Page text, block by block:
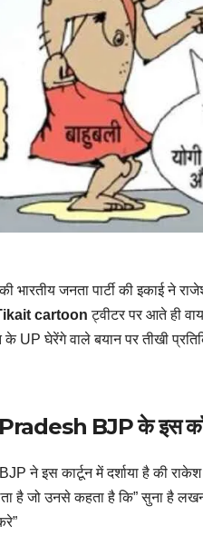
भारतीय जनता पार्टी की इकाई
cartoonट्वीटर पर आते ही
UP घेरेंगे वाले बयान पर तीखी
BJP के इस
ने इस कार्टून में दर्शाया है की
है जो उनसे कहता है कि” सुना है